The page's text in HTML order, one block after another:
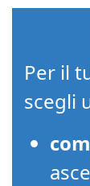
Per il
scegli